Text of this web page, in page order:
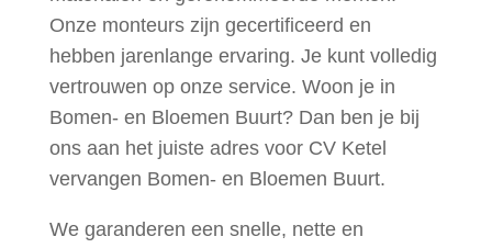
Onze monteurs zijn gecertificeerd en
hebben jarenlange ervaring. Je kunt volledig
vertrouwen op onze service. Woon je in
Bomen- en Bloemen Buurt? Dan ben je bij
ons aan het juiste adres voor CV Ketel
vervangen Bomen- en Bloemen Buurt.
We garanderen een snelle, nette en